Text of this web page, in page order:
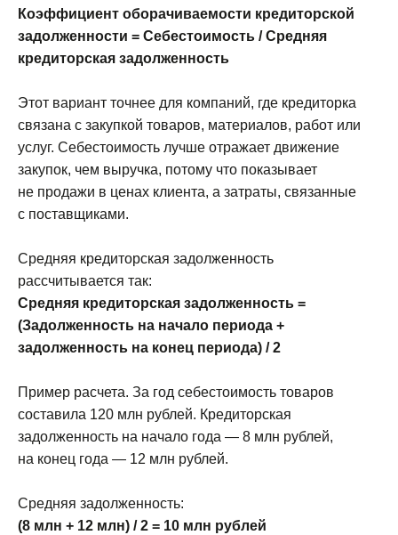
Коэффициент оборачиваемости кредиторской
задолженности = Себестоимость / Средняя
кредиторская задолженность
Этот вариант точнее для компаний, где кредиторка
связана с закупкой товаров, материалов, работ или
услуг. Себестоимость лучше отражает движение
закупок, чем выручка, потому что показывает
не продажи в ценах клиента, а затраты, связанные
с поставщиками.
Средняя кредиторская задолженность
рассчитывается так:
Средняя кредиторская задолженность =
(Задолженность на начало периода +
задолженность на конец периода) / 2
Пример расчета. За год себестоимость товаров
составила 120 млн рублей. Кредиторская
задолженность на начало года — 8 млн рублей,
на конец года — 12 млн рублей.
Средняя задолженность:
(8 млн + 12 млн) / 2 = 10 млн рублей